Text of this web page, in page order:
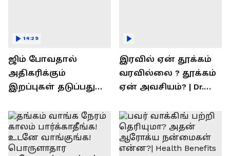
ஜிம் போவதால்
அதிகரிக்கும்
இறப்புகள் தடுப்பது
ராஜீவ் சந்தோஷம் !
14:29
இரவில் ஏன் தூக்கம்
வரவில்லை ? தூக்கம்
ஏன் அவசியம்? | Dr.
Interview